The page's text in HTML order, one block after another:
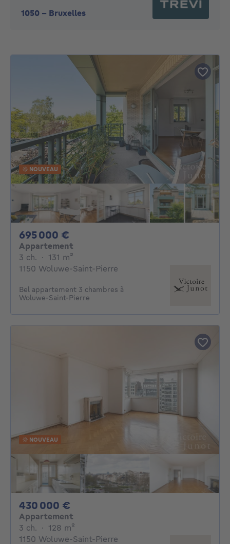
1050 - Bruxelles
NOUVEAU
695 000 €
Appartement
3 ch. 3 chambres
· 131 m²
1150 Woluwe-Saint-Pierre
Bel appartement 3 chambres à
Woluwe-Saint-Pierre
NOUVEAU
430 000 €
Appartement
3 ch. 3 chambres
· 128 m²
1150 Woluwe-Saint-Pierre